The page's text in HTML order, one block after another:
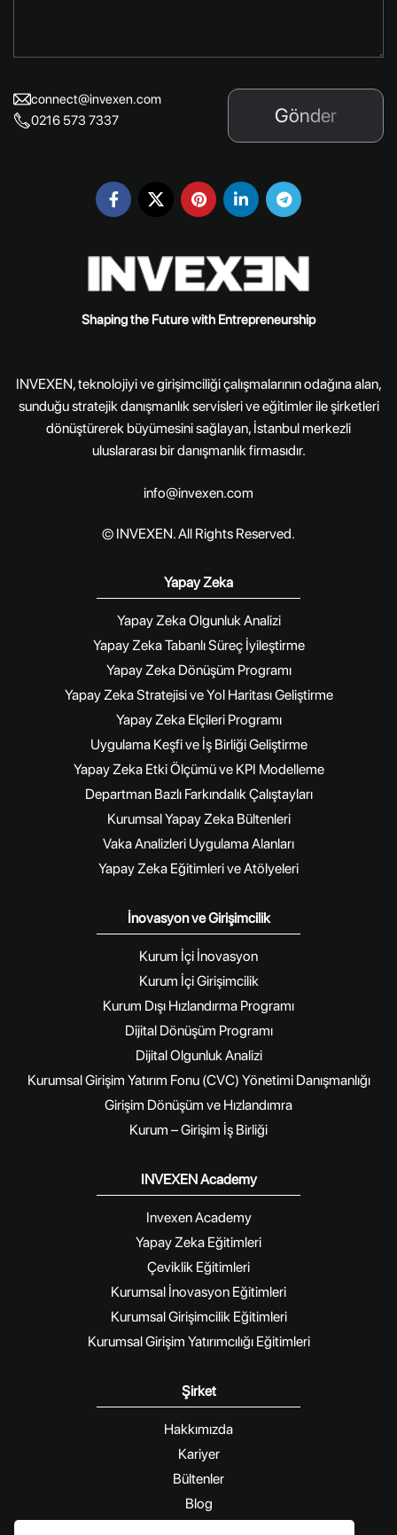
connect@invexen.com
0216 573 7337
Gönder
Shaping the Future with Entrepreneurship
INVEXEN, teknolojiyi ve girişimciliği çalışmalarının odağına alan,
sunduğu stratejik danışmanlık servisleri ve eğitimler ile şirketleri
dönüştürerek büyümesini sağlayan, İstanbul merkezli
uluslararası bir danışmanlık firmasıdır.
info@invexen.com
© INVEXEN. All Rights Reserved.
Yapay Zeka
Yapay Zeka Olgunluk Analizi
Yapay Zeka Tabanlı Süreç İyileştirme
Yapay Zeka Dönüşüm Programı
Yapay Zeka Stratejisi ve Yol Haritası Geliştirme
Yapay Zeka Elçileri Programı
Uygulama Keşfi ve İş Birliği Geliştirme
Yapay Zeka Etki Ölçümü ve KPI Modelleme
Departman Bazlı Farkındalık Çalıştayları
Kurumsal Yapay Zeka Bültenleri
Vaka Analizleri Uygulama Alanları
Yapay Zeka Eğitimleri ve Atölyeleri
İnovasyon ve Girişimcilik
Kurum İçi İnovasyon
Kurum İçi Girişimcilik
Kurum Dışı Hızlandırma Programı
Dijital Dönüşüm Programı
Dijital Olgunluk Analizi
Kurumsal Girişim Yatırım Fonu (CVC) Yönetimi Danışmanlığı
Girişim Dönüşüm ve Hızlandımra
Kurum – Girişim İş Birliği
INVEXEN Academy
Invexen Academy
Yapay Zeka Eğitimleri
Çeviklik Eğitimleri
Kurumsal İnovasyon Eğitimleri
Kurumsal Girişimcilik Eğitimleri
Kurumsal Girişim Yatırımcılığı Eğitimleri
Şirket
Hakkımızda
Kariyer
Bültenler
Blog